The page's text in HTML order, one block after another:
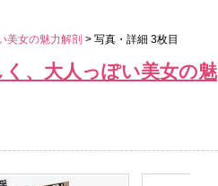
美女の魅力解剖 > 写真・詳細 3枚目
、大人っぽい美女の魅